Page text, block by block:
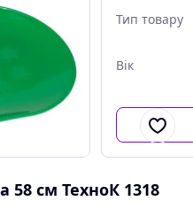
Тип товару
Вік
58 см ТехноК 1318